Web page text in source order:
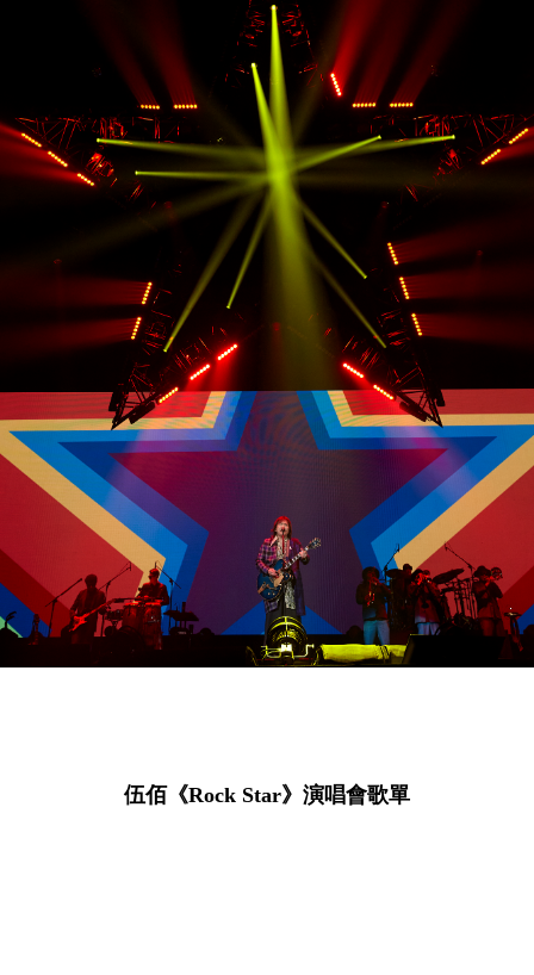
伍佰《Rock Star》演唱會歌單